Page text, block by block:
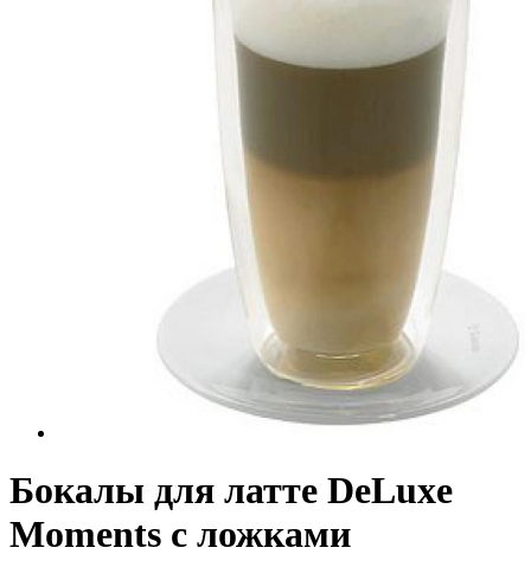
Бокалы для латте DeLuxe
Moments с ложками